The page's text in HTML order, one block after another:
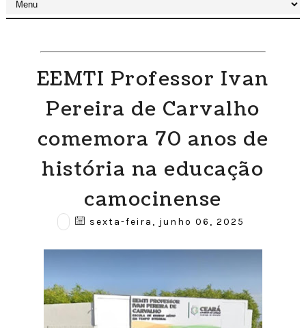
EEMTI Professor Ivan
Pereira de Carvalho
comemora 70 anos de
história na educação
camocinense
sexta-feira, junho 06, 2025